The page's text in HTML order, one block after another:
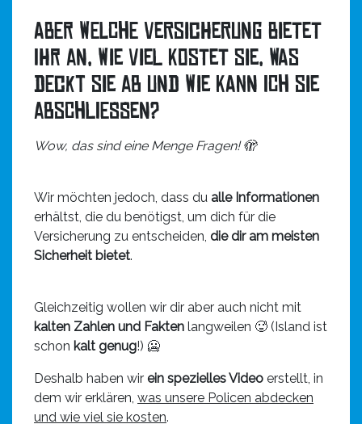
Aber welche Versicherung bietet
ihr an, wie viel kostet sie, was
deckt sie ab und wie kann ich sie
abschließen?
Wow, das sind eine Menge Fragen! 🫣
Wir möchten jedoch, dass du alle Informationen
erhältst, die du benötigst, um dich für die
Versicherung zu entscheiden, die dir am meisten
Sicherheit bietet.
Gleichzeitig wollen wir dir aber auch nicht mit
kalten Zahlen und Fakten langweilen 🥵 (Island ist
schon kalt genug!) 🥶
Deshalb haben wir ein spezielles Video erstellt, in
dem wir erklären, was unsere Policen abdecken
und wie viel sie kosten.